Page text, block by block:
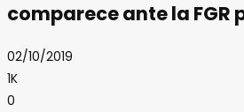
comparece ante la FGR
02/10/2019
1K
0